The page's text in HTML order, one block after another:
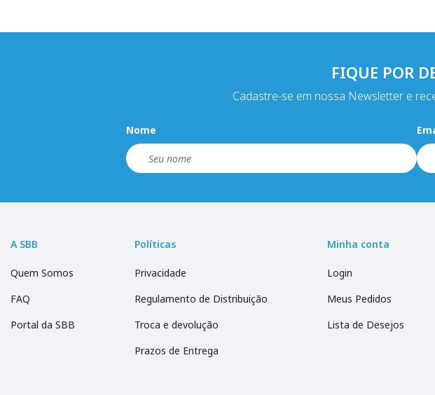
FIQUE POR
Cadastre-se em nossa Newsletter e
Nome
A SBB
Quem Somos
FAQ
Portal da SBB
Políticas
Privacidade
Regulamento de Distribuição
Troca e devolução
Prazos de Entrega
Minha conta
Login
Meus Pedidos
Lista de Desejos